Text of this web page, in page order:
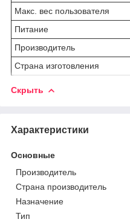
Макс. вес пользователя
Питание
Производитель
Страна изготовления
Скрыть
Характеристики
Основные
Производитель
Страна производитель
Назначение
Тип